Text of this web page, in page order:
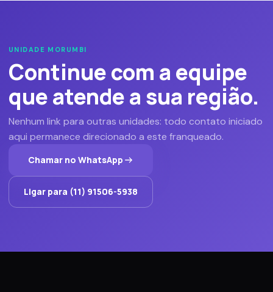
UNIDADE MORUMBI
Continue com a equipe
que atende a sua região.
Nenhum link para outras unidades: todo contato iniciado
aqui permanece direcionado a este franqueado.
Chamar no WhatsApp
Ligar para (11) 91506-5938